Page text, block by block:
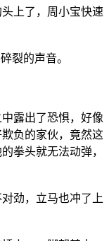
上了，周小宝快速
裂的声音。
露出了恐惧，好像
负的家伙，竟然这
拳头就无法动弹，
劲，立马也冲了上